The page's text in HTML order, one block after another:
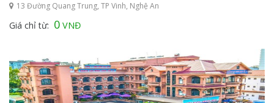
13 Đường Quang Trung, TP Vinh, Nghệ An
Giá chỉ từ: 0 VNĐ